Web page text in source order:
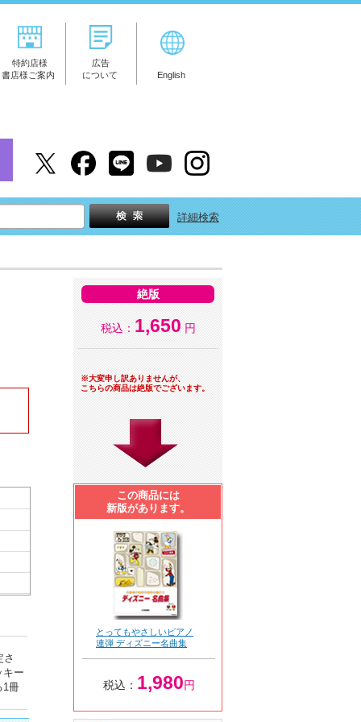
特約店様
書店様ご案内
広告
について
English
詳細検索
キー
1冊
絶版
税込： 1,650 円
※大変申し訳ありませんが、
こちらの商品は絶版でございます。
この商品には
新版があります。
とってもやさしいピアノ
連弾 ディズニー名曲集
税込： 1,980円